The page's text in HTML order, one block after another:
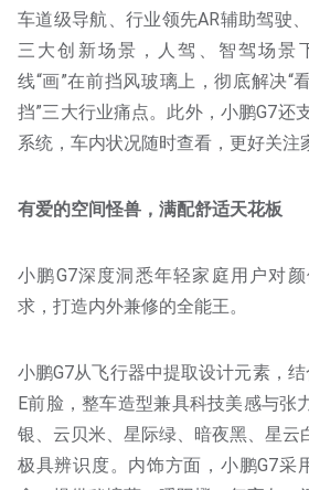
车道级导航、行业领先AR辅助驾驶
三大创新场景，人驾、智驾场景
线“画”在前挡风玻璃上，彻底解决“
挡”三大行业痛点。此外，小鹏G7还
系统，车内状况随时查看，更好关注
有爱的空间怪兽，满配舒适天花板
小鹏G7深度洞悉年轻家庭用户对
求，打造内外兼修的全能王。
小鹏G7从飞行器中提取设计元素，
E前脸，整车造型兼具科技美感与张
银、云贝米、星际绿、暗夜黑、星云
极具辨识度。内饰方面，小鹏G7采